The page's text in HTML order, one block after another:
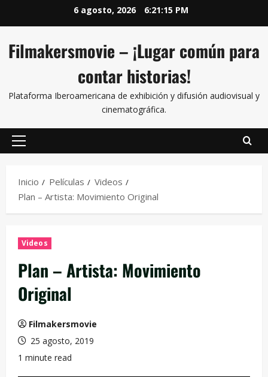
6 agosto, 2026 6:21:16 PM
Filmakersmovie – ¡Lugar común para
contar historias!
Plataforma Iberoamericana de exhibición y difusión audiovisual y
cinematográfica.
Inicio Películas
Videos
Plan – Artista: Movimiento Original
Videos
Plan – Artista: Movimiento
Original
Filmakersmovie
25 agosto, 2019
1 minute read